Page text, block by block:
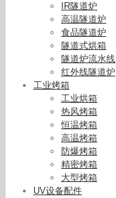
IR隧道炉
高温隧道炉
食品隧道炉
隧道式烘箱
隧道炉流水线
红外线隧道炉
工业烤箱
工业烘箱
热风烤箱
恒温烤箱
高温烤箱
防爆烤箱
精密烤箱
大型烤箱
UV设备配件